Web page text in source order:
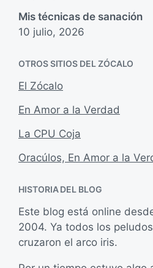
Mis técnicas de sanación
10 julio, 2026
OTROS SITIOS DEL ZÓCALO
El Zócalo
En Amor a la Verdad
La CPU Coja
Oracúlos, En Amor a la
HISTORIA DEL BLOG
Este blog está online
2004. Ya todos los
cruzaron el arco iris.